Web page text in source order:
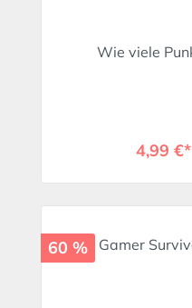
Wie viele
4,99 €*
60 %